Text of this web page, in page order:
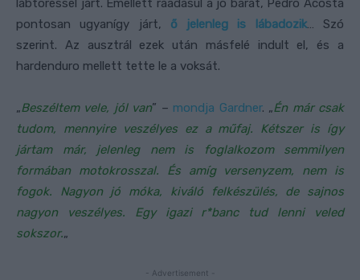
lábtöréssel járt. Emellett ráadásul a jó barát, Pedro Acosta
pontosan ugyanígy járt, ő jelenleg is lábadozik… Szó
szerint. Az ausztrál ezek után másfelé indult el, és a
hardenduro mellett tette le a voksát.
„Beszéltem vele, jól van” – mondja Gardner. „Én már csak
tudom, mennyire veszélyes ez a műfaj. Kétszer is így
jártam már, jelenleg nem is foglalkozom semmilyen
formában motokrosszal. És amíg versenyzem, nem is
fogok. Nagyon jó móka, kiváló felkészülés, de sajnos
nagyon veszélyes. Egy igazi r*banc tud lenni veled
sokszor.„
- Advertisement -